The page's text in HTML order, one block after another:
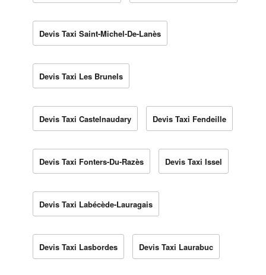
Devis Taxi Saint-Michel-De-Lanès
Devis Taxi Les Brunels
Devis Taxi Castelnaudary Devis Taxi Fendeille
Devis Taxi Fonters-Du-Razès Devis Taxi Issel
Devis Taxi Labécède-Lauragais
Devis Taxi Lasbordes Devis Taxi Laurabuc